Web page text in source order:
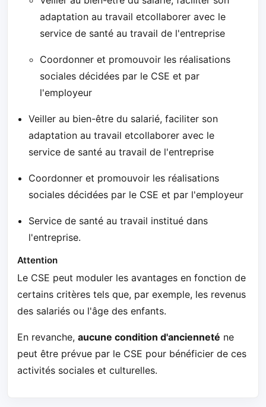
adaptation au travail etcollaborer avec le
service de santé au travail de l'entreprise
Coordonner et promouvoir les réalisations
sociales décidées par le CSE et par
l'employeur
Veiller au bien-être du salarié, faciliter son
adaptation au travail etcollaborer avec le
service de santé au travail de l'entreprise
Coordonner et promouvoir les réalisations
sociales décidées par le CSE et par l'employeur
Service de santé au travail institué dans
l'entreprise.
Attention
Le CSE peut moduler les avantages en fonction de
certains critères tels que, par exemple, les revenus
des salariés ou l'âge des enfants.
En revanche, aucune condition d'ancienneté ne
peut être prévue par le CSE pour bénéficier de ces
activités sociales et culturelles.